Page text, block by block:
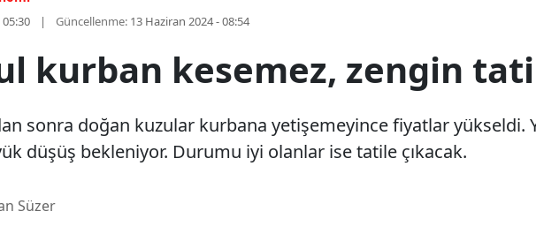
Güncellenme: 13 Haziran 2024 - 08:54
kurban kesemez, zengin
sonra doğan kuzular kurbana yetişemeyince fiyatlar yükseldi.
düşüş bekleniyor. Durumu iyi olanlar ise tatile çıkacak.
Süzer